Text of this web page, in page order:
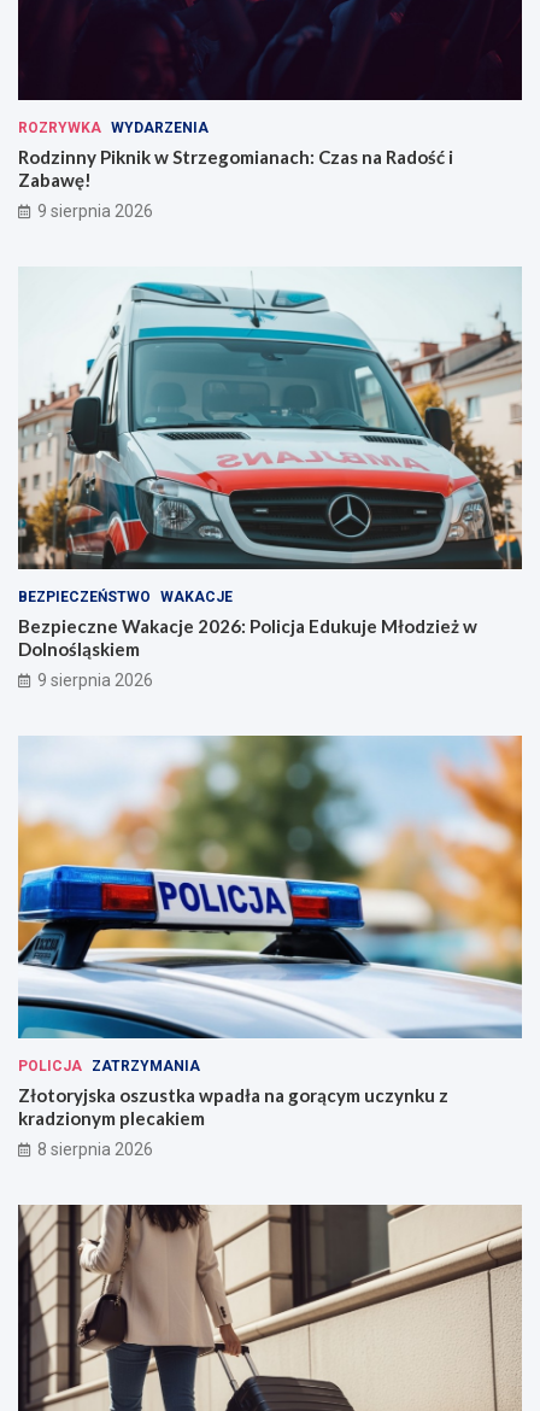
ROZRYWKA WYDARZENIA
Rodzinny Piknik w Strzegomianach: Czas na Radość i
Zabawę!
9 sierpnia 2026
BEZPIECZEŃSTWO WAKACJE
Bezpieczne Wakacje 2026: Policja Edukuje Młodzież w
Dolnośląskiem
9 sierpnia 2026
POLICJA ZATRZYMANIA
Złotoryjska oszustka wpadła na gorącym uczynku z
kradzionym plecakiem
8 sierpnia 2026